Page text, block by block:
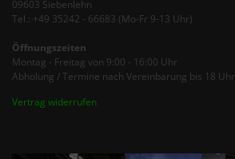
09603 Siebenlehn
Tel.: +49 35242 - 66683 (Mo-Fr 9-13 Uhr)
Öffnungszeiten
Montag - Freitag von 9:00 - 16:00 Uhr
Abholung / Termine nach Vereinbarung bis 18 Uhr
Vertrag widerrufen